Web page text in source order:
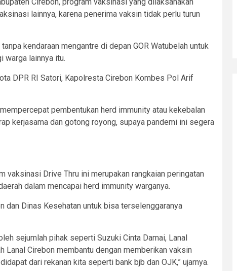
lainnya, karena penerima vaksin tidak perlu turun
kendaraan mengantre di depan GOR Watubelah untuk
warga lainnya itu.
DPR RI Satori, Kapolresta Cirebon Kombes Pol Arif
pembentukan herd immunity atau kekebalan
kerjasama dan gotong royong, supaya pandemi ini segera
vaksinasi Drive Thru ini merupakan rangkaian peringatan
dalam mencapai herd immunity warganya.
dan Dinas Kesehatan untuk bisa terselenggaranya
sejumlah pihak seperti Suzuki Cinta Damai, Lanal
Lanal Cirebon membantu dengan memberikan vaksin
dari rekanan kita seperti bank bjb dan OJK,” ujarnya.